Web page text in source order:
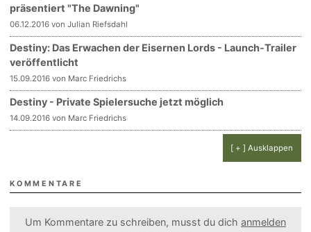
präsentiert "The Dawning"
06.12.2016 von Julian Riefsdahl
Destiny: Das Erwachen der Eisernen Lords - Launch-Trailer
veröffentlicht
15.09.2016 von Marc Friedrichs
Destiny - Private Spielersuche jetzt möglich
14.09.2016 von Marc Friedrichs
[ + ] Ausklappen
KOMMENTARE
Um Kommentare zu schreiben, musst du dich anmelden